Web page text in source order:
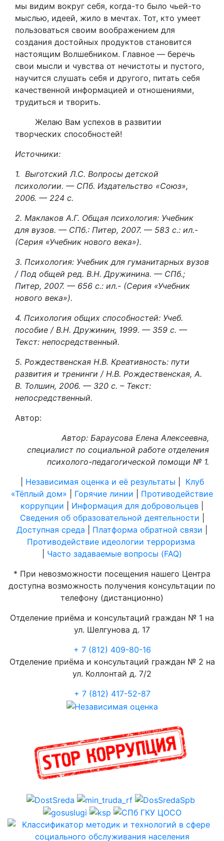
мы видим вокруг себя, когда-то было чьей-то
мыслью, идеей, жило в мечтах. Тот, кто умеет
пользоваться своим воображением для
создания достойных продуктов становится
настоящим Волшебником. Главное — беречь
свои мысли и чувства от нечистоты и пустого,
научится слушать себя и другого, питать себя
качественной информацией и отношениями,
трудиться и творить.
Желаю Вам успехов в развитии
творческих способностей!
Источники:
1. Выготский Л.С. Вопросы детской
психологии. — СПб. Издательство «Союз»,
2006. — 224 с.
2. Маклаков А.Г. Общая психология: Учебник
для вузов. — СПб.: Питер, 2007. — 583 с.: ил.-
(Серия «Учебник нового века»).
3. Психология: Учебник для гуманитарных вузов
/ Под общей ред. В.Н. Дружинина. — СПб.;
Питер, 2007. — 656 с.: ил.- (Серия «Учебник
нового века»).
4. Психология общих способностей: Учеб.
пособие / В.Н. Дружинин, 1999. — 359 с. —
Текст: непосредственный.
5. Рождественская Н.В. Креативность: пути
развития и тренинги / Н.В. Рождественская, А.
В. Толшин, 2006. — 320 с. – Текст:
непосредственный.
Автор:
Автор: Бараусова Елена Алексеевна,
специалист по социальной работе отделения
психолого-педагогической помощи № 1.
Независимая оценка и её результаты
Клуб
«Тёплый дом»
Горячие линии
Противодействие
коррупции
Информация для добровольцев
Сведения об образовательной деятельности
Доступная среда
Платформа обратной связи
Противодействие идеологии терроризма
Часто задаваемые вопросы (FAQ)
* При невозможности посещения нашего Центра
доступна возможность получения консультации по
телефону (дистанционно)
Отделение приёма и консультаций граждан № 1 на
ул. Шелгунова д. 17
+ 7 (812) 409-80-16
Отделение приёма и консультаций граждан № 2 на
ул. Коллонтай д. 7/2
+ 7 (812) 417-52-87